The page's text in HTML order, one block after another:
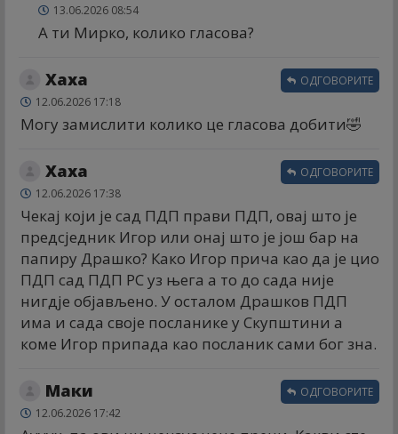
13.06.2026 08:54
А ти Мирко, колико гласова?
Хаха
12.06.2026 17:18
Могу замислити колико це гласова добити🤣
ОДГОВОРИТЕ
Хаха
12.06.2026 17:38
Чекај који је сад ПДП прави ПДП, овај што је
предсједник Игор или онај што је још бар на
папиру Драшко? Како Игор прича као да је цио
ПДП сад ПДП РС уз њега а то до сада није
нигдје објављено. У осталом Драшков ПДП
има и сада своје посланике у Скупштини а
коме Игор припада као посланик сами бог зна.
ОДГОВОРИТЕ
Маки
12.06.2026 17:42
ОДГОВОРИТЕ